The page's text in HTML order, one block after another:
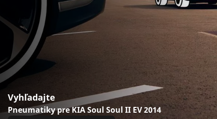
Vyhľadajte
Pneumatiky pre KIA Soul Soul II EV 2014